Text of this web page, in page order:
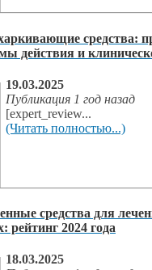
средства:
действия и
19.03.2025
Публикация 1 год назад
[expert_review...
(Читать полностью...)
средства для
рейтинг 2024 года
18.03.2025